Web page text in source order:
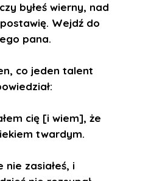
byłeś wierny, nad
Wejdź do
pana.
co jeden talent
cię [i wiem], że
twardym.
nie zasiałeś, i